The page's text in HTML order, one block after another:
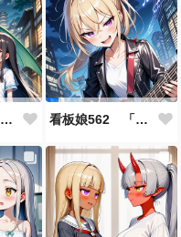
看板娘563 「騒ぎの終わり」 看板娘562 「八木沼千絵のよもやま話」